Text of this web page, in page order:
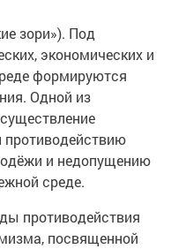
зори»). Под
экономических и
формируются
Одной из
противодействию
и недопущению
среде.
противодействия
посвященной